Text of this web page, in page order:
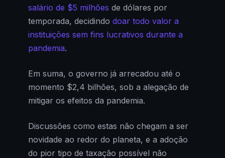
salário de $5 milhões de dólares por
temporada, decidindo doar todo valor a
instituições sem fins lucrativos durante a
pandemia.
Em suma, o governo já arrecadou até o
momento $2,4 bilhões, sob a alegação de
mitigar os efeitos da pandemia.
Discussões como estas não chegam a ser
novidade ao redor do planeta, e a adoção
do pior tipo de taxação possível não